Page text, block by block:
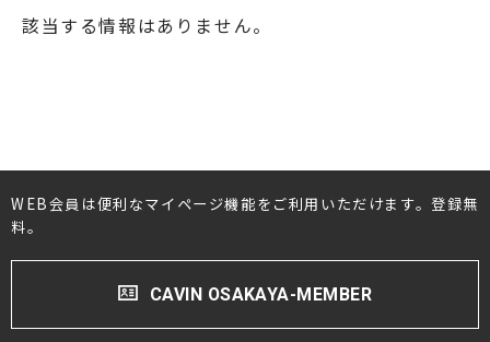
フォノイコライザー・MCトランス
オーディオその他
該当する情報はありません。
WEB会員は便利なマイページ機能をご利用いただけます。登録無
料。
CAVIN OSAKAYA-MEMBER